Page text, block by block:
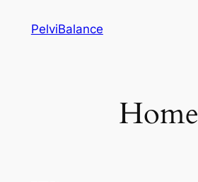
PelviBalance
Home